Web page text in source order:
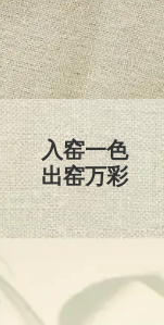
入窑一色
出窑万彩